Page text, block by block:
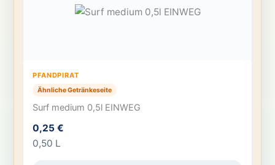
PFANDPIRAT
Ähnliche Getränkeseite
Surf medium 0,5l EINWEG
0,25 €
0,50 L